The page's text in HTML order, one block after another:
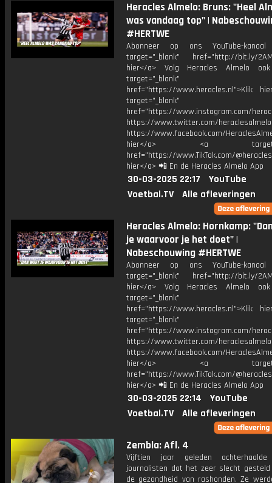
Heracles Almelo: Bruns: "Heel
was vandaag top" |
#HERTWE
Abonneer op ons YouTube-
target="_blank" href="http://bit.ly/
hier</a> Volg Heracles Almelo
target="_blank"
href="https://www.heracles.nl">Klik
target="_blank"
href="https://www.instagram.com/
https://www.twitter.com/heraclesalmelo
https://www.facebook.com/
hier</a> <a
href="https://www.TikTok.com/
hier</a> 📲 En de Heracles Almelo App
30-03-2025 22:17
YouTube
Voetbal.TV
Alle afleveringen
Heracles Almelo: Hornkamp:
je waarvoor je het doet" |
Nabeschouwing #HERTWE
Abonneer op ons YouTube-
target="_blank" href="http://bit.ly/
hier</a> Volg Heracles Almelo
target="_blank"
href="https://www.heracles.nl">Klik
target="_blank"
href="https://www.instagram.com/
https://www.twitter.com/heraclesalmelo
https://www.facebook.com/
hier</a> <a
href="https://www.TikTok.com/
hier</a> 📲 En de Heracles Almelo App
30-03-2025 22:14
YouTube
Voetbal.TV
Alle afleveringen
Zembla: Afl. 4
Vijftien jaar geleden achterhaalde
journalisten dat het zeer slecht
de gezondheid van rashonden. Ze